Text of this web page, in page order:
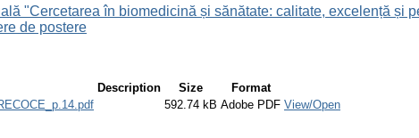
"Cercetarea în biomedicină și sănătate: calitate, excelență și
de postere
Description Size
Format
592.74 kB Adobe PDF View/Open